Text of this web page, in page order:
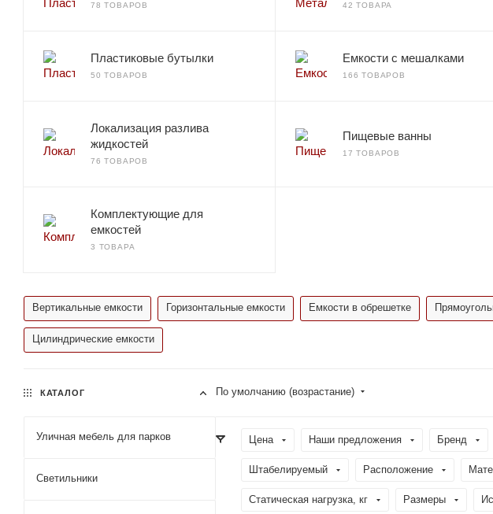
78 ТОВАРОВ 42 ТОВАРА
Пластиковые бутылки
50 ТОВАРОВ
Емкости с мешалками
166 ТОВАРОВ
Локализация разлива
жидкостей
76 ТОВАРОВ
Пищевые ванны
17 ТОВАРОВ
Комплектующие для
емкостей
3 ТОВАРА
Вертикальные емкости Горизонтальные емкости Емкости в обрешетке
Цилиндрические емкости
По умолчанию (возрастание)
Цена Наши предложения Бренд
Штабелируемый Расположение
Статическая нагрузка, кг Размеры
КАТАЛОГ
Уличная мебель для парков
Светильники